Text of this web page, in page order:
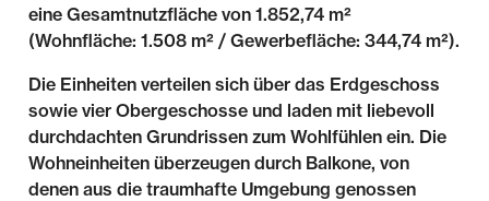
eine Gesamtnutzfläche von 1.852,74 m²
(Wohnfläche: 1.508 m² / Gewerbefläche: 344,74 m²).
Die Einheiten verteilen sich über das Erdgeschoss
sowie vier Obergeschosse und laden mit liebevoll
durchdachten Grundrissen zum Wohlfühlen ein. Die
Wohneinheiten überzeugen durch Balkone, von
denen aus die traumhafte Umgebung genossen